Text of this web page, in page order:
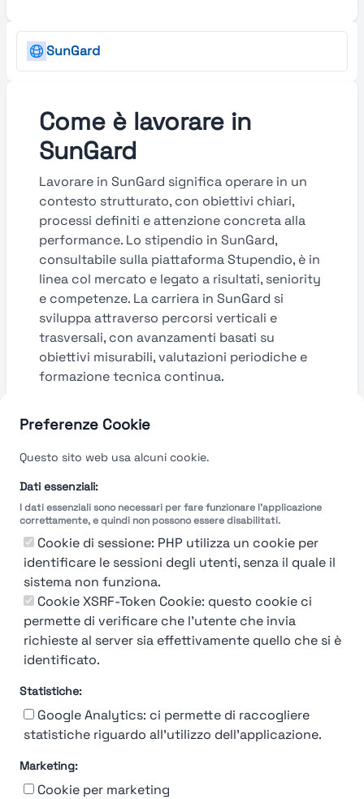
Preferenze Cookie
Questo sito web usa alcuni cookie.
Dati essenziali:
I dati essenziali sono necessari per fare funzionare l'applicazione
correttamente, e quindi non possono essere disabilitati.
Cookie di sessione: PHP utilizza un cookie per
identificare le sessioni degli utenti, senza il quale il
sistema non funziona.
Cookie XSRF-Token Cookie: questo cookie ci
permette di verificare che l'utente che invia
richieste al server sia effettivamente quello che si è
identificato.
Statistiche:
Google Analytics: ci permette di raccogliere
statistiche riguardo all'utilizzo dell'applicazione.
Marketing:
Cookie per marketing
SunGard
Come è lavorare in
SunGard
Lavorare in SunGard significa operare in un
contesto strutturato, con obiettivi chiari,
processi definiti e attenzione concreta alla
performance. Lo stipendio in SunGard,
consultabile sulla piattaforma Stupendio, è in
linea col mercato e legato a risultati, seniority
e competenze. La carriera in SunGard si
sviluppa attraverso percorsi verticali e
trasversali, con avanzamenti basati su
obiettivi misurabili, valutazioni periodiche e
formazione tecnica continua.
Guarda le valutazioni →
Termini e Condizioni